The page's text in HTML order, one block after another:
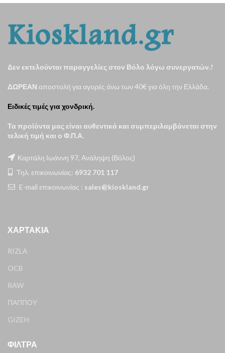
Δεν εκτελούνται παραγγελίες στον Βόλο λόγω συνεργατών.!
ΔΩΡΕΑΝ αποστολή για αγορές άνω των 40€ για όλη την Ελλάδα.
Ειδικές τιμές για χονδρική.
Τα προϊόντα μας είναι αυθεντικά και συμπεριλαμβάνεται στην
τελική τιμή και ο Φ.Π.Α.
Καρτάλη Ιωάννη 97, Ανάληψη (Βόλος)
Τηλ. επικοινωνίας: 6932 701 117
E-mail επικοινωνίας : sales@kioskland.gr
ΧΑΡΤΆΚΙΑ
RIZLA
OCB
RAW
ΠΑΠΠΟΥ
GIZEH
ΦΊΛΤΡΑ